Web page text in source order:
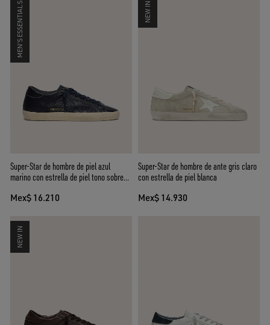
MEN'S ESSENTIALS
Super-Star de hombre de piel azul
marino con estrella de piel tono sobre
Mex$ 16.210
NEW IN
Super-Star de hombre de ante gris claro
con estrella de piel blanca
Mex$ 14.930
NEW IN